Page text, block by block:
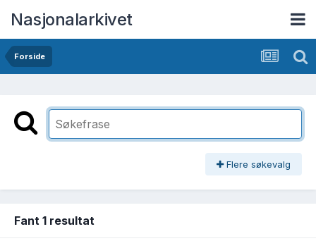
Nasjonalarkivet
Forside
Flere søkevalg
Fant 1 resultat